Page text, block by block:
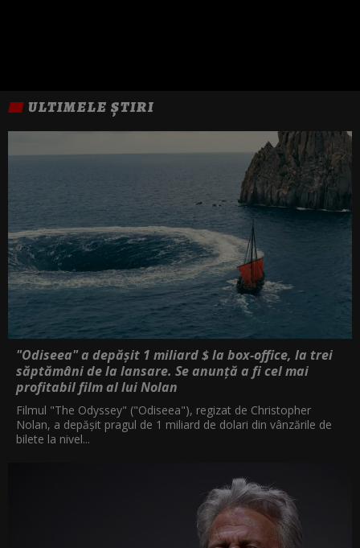
ULTIMELE ȘTIRI
"Odiseea" a depășit 1 miliard $ la box-office, la trei
săptămâni de la lansare. Se anunță a fi cel mai
profitabil film al lui Nolan
Filmul "The Odyssey" ("Odiseea"), regizat de Christopher
Nolan, a depăşit pragul de 1 miliard de dolari din vânzările de
bilete la nivel...